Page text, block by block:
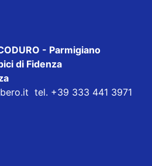
- Parmigiano
di Fidenza
tel. +39 333 441 3971